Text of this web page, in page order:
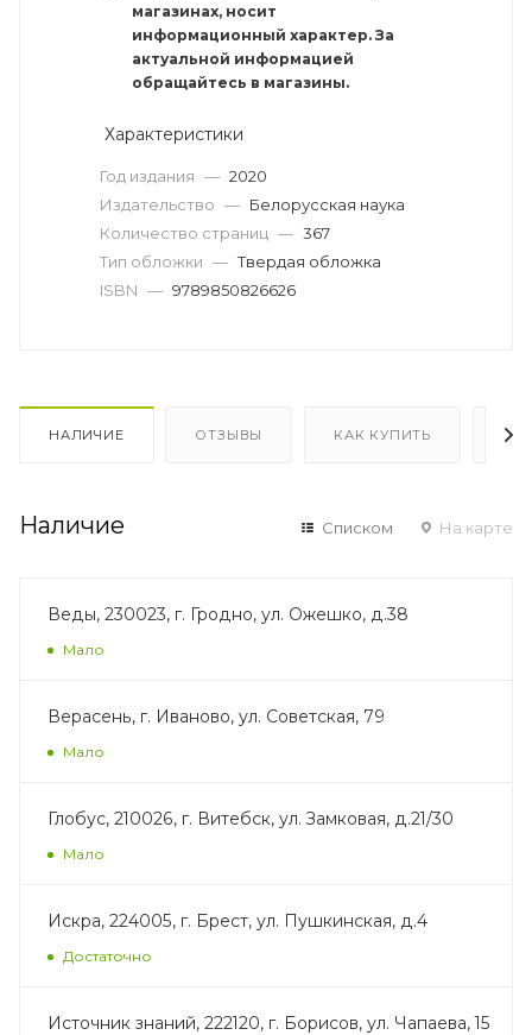
магазинах, носит
информационный характер. За
актуальной информацией
обращайтесь в магазины.
Характеристики
Год издания — 2020
Издательство — Белорусская наука
Количество страниц — 367
Тип обложки — Твердая обложка
ISBN — 9789850826626
НАЛИЧИЕ ОТЗЫВЫ КАК КУПИТЬ
Наличие Списком На карте
Веды, 230023, г. Гродно, ул. Ожешко, д.38
Мало
Верасень, г. Иваново, ул. Советская, 79
Мало
Глобус, 210026, г. Витебск, ул. Замковая, д.21/30
Мало
Искра, 224005, г. Брест, ул. Пушкинская, д.4
Достаточно
Источник знаний, 222120, г. Борисов, ул. Чапаева, 15